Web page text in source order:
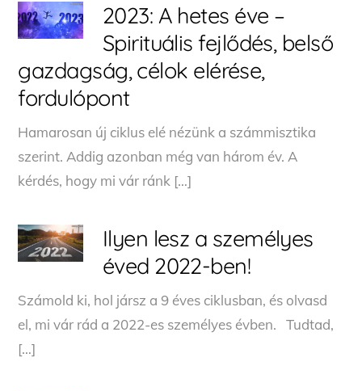
2023: A hetes éve –
Spirituális fejlődés, belső
gazdagság, célok elérése,
fordulópont
Hamarosan új ciklus elé nézünk a számmisztika
szerint. Addig azonban még van három év. A
kérdés, hogy mi vár ránk […]
Ilyen lesz a személyes
éved 2022-ben!
Számold ki, hol jársz a 9 éves ciklusban, és olvasd
el, mi vár rád a 2022-es személyes évben. Tudtad,
[…]